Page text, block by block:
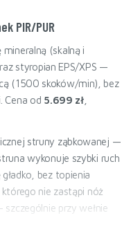
PIR/PUR
(skalną i
styropian EPS/XPS —
(1500 skoków/min), bez
Cena od 5.699 zł,
struny ząbkowanej —
wykonuje szybki ruch
bez topienia
którego nie zastąpi nóż
przy wełnie